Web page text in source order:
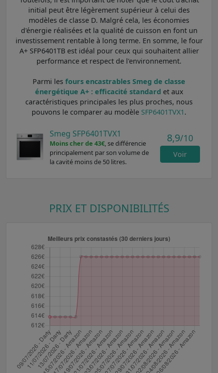
initial peut être légèrement supérieur à celui des
modèles de classe D. Malgré cela, les économies
d'énergie réalisées et la qualité de cuisson en font un
investissement rentable à long terme. En somme, le four
A+ SFP6401TB est idéal pour ceux qui souhaitent allier
performance et respect de l'environnement.
Parmi les fours encastrables Smeg de classe
énergétique A+ : efficacité standard et aux
caractéristiques principales les plus proches, nous
pouvons le comparer au modèle SFP6401TVX1 .
Smeg SFP6401TVX1
Moins cher de 43€, se différencie
principalement par son volume de
la cavité moins de 50 litres.
8,9/10
Voir
PRIX ET DISPONIBILITÉS